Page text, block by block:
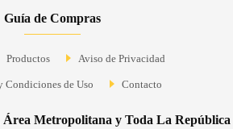
Guía de Compras
Productos Aviso de Privacidad
Condiciones de Uso Contacto
Metropolitana y Toda La República